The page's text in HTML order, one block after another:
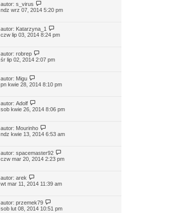
autor: s_virus
ndz wrz 07, 2014 5:20 pm
autor: Katarzyna_1
czw lip 03, 2014 8:24 pm
autor: robrep
śr lip 02, 2014 2:07 pm
autor: Migu
pn kwie 28, 2014 8:10 pm
autor: Adolf
sob kwie 26, 2014 8:06 pm
autor: Mourinho
ndz kwie 13, 2014 6:53 am
autor: spacemaster92
czw mar 20, 2014 2:23 pm
autor: arek
wt mar 11, 2014 11:39 am
autor: przemek79
sob lut 08, 2014 10:51 pm